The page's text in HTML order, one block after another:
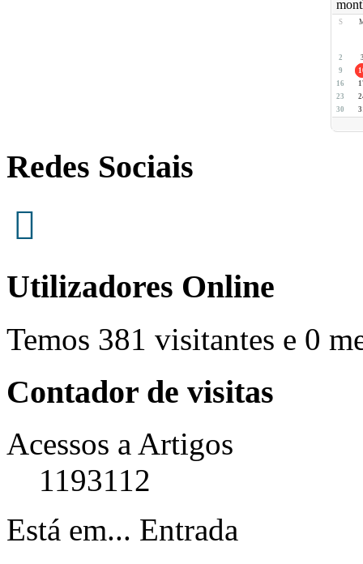
S
2
9
16
23
30
Redes Sociais
Utilizadores Online
Temos 381 visitantes e 0
Contador de visitas
Acessos a Artigos
1193112
Está em... Entrada